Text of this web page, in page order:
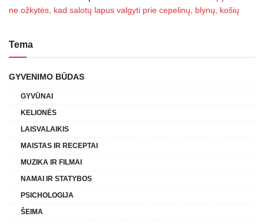
ne ožkytės, kad salotų lapus valgyti prie cepelinų, blynų, košių
Tema
GYVENIMO BŪDAS
GYVŪNAI
KELIONĖS
LAISVALAIKIS
MAISTAS IR RECEPTAI
MUZIKA IR FILMAI
NAMAI IR STATYBOS
PSICHOLOGIJA
ŠEIMA